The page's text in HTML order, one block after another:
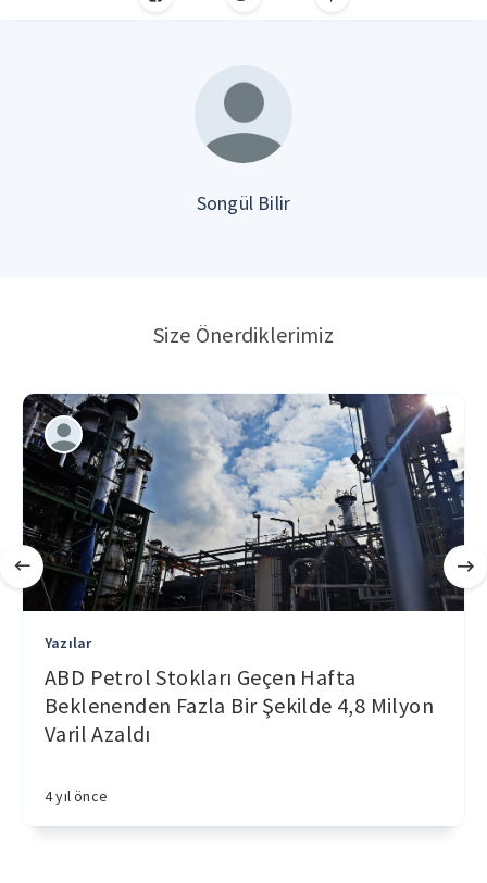
Songül Bilir
Size Önerdiklerimiz
Yazılar
ABD Petrol Stokları Geçen Hafta
Beklenenden Fazla Bir Şekilde 4,8 Milyon
Varil Azaldı
4 yıl önce